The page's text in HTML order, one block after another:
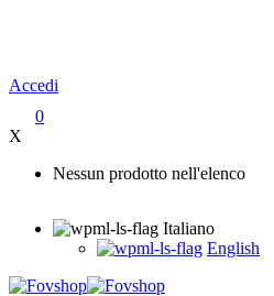
Accedi
0
X
Nessun prodotto nell'elenco
Italiano
English